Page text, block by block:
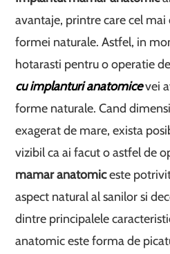
avantaje, printre care cel mai
formei naturale. Astfel, in
hotarasti pentru o operatie de
cu implanturi anatomicevei
forme naturale. Cand
exagerat de mare, exista
vizibil ca ai facut o astfel de
mamar anatomiceste
aspect natural al sanilor si
dintre principalele
anatomic este forma de